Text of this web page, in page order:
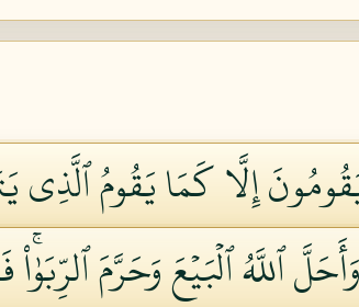
إِلَّا كَمَا يَقُومُ
وَأَحَلَّ ٱللَّهُ ٱلۡبَيۡعَ وَحَرَّمَ